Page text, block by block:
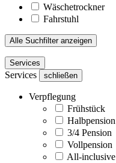
Wäschetrockner
Fahrstuhl
Alle Suchfilter anzeigen
Services
Services schließen
Verpflegung
Frühstück
Halbpension
3/4 Pension
Vollpension
All-inclusive